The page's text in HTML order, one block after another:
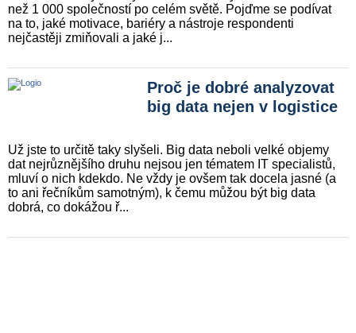
než 1 000 společností po celém světě. Pojďme se podívat
na to, jaké motivace, bariéry a nástroje respondenti
nejčastěji zmiňovali a jaké j...
Proč je dobré analyzovat
big data nejen v logistice
Už jste to určitě taky slyšeli. Big data neboli velké objemy
dat nejrůznějšího druhu nejsou jen tématem IT specialistů,
mluví o nich kdekdo. Ne vždy je ovšem tak docela jasné (a
to ani řečníkům samotným), k čemu můžou být big data
dobrá, co dokážou ř...